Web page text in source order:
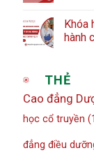
Khóa
hành
THẺ
Cao đẳng
học cổ truyền
đẳng điều